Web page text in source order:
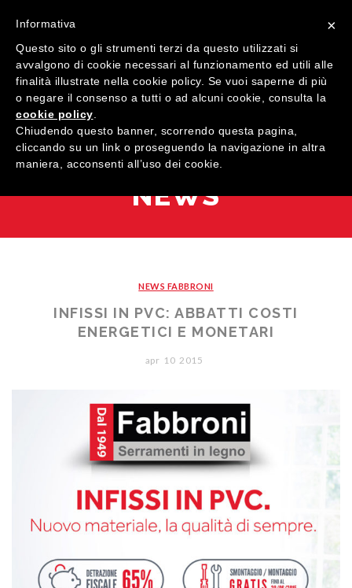
MENU
HOME
QUALITÀ
Studio Baciocchi
Rivestimenti
Persiane in legno
Persiane in PVC
Sportelloni in legno
Zanzariere
ARREDI SU MISURA
NEWS
NEWS FABBRONI
INFISSI IN PVC: ABBATTI COSTI
ENERGETICI E MONETARI
apr 10 2015
×
Informativa
Questo sito o gli strumenti terzi da questo utilizzati si
avvalgono di cookie necessari al funzionamento ed utili alle
finalità illustrate nella cookie policy. Se vuoi saperne di più
o negare il consenso a tutti o ad alcuni cookie, consulta la
cookie policy
Chiudendo questo banner, scorrendo questa pagina,
cliccando su un link o proseguendo la navigazione in altra
maniera, acconsenti all’uso dei cookie.